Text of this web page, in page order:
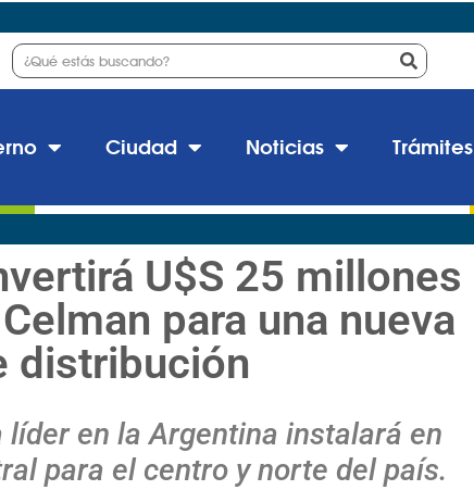
Ciudad Noticias Trámites
U$S 25 millones
para una nueva
distribución
en la Argentina instalará en
para el centro y norte del país.